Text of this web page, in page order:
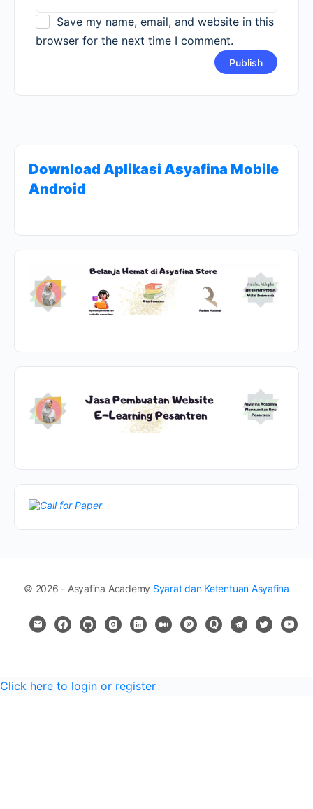
Save my name, email, and website in this
browser for the next time I comment.
Download Aplikasi Asyafina Mobile
Android
© 2026 - Asyafina Academy Syarat dan Ketentuan Asyafina
Click here to login or register